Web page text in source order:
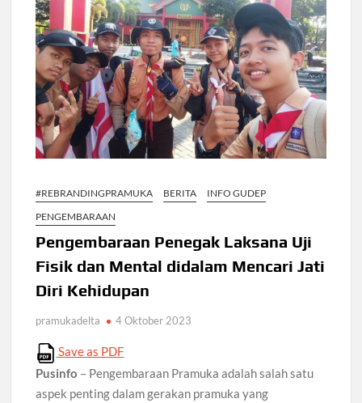
#REBRANDINGPRAMUKA BERITA
INFO GUDEP
PENGEMBARAAN
Pengembaraan Penegak Laksana Uji
Fisik dan Mental didalam Mencari Jati
Diri Kehidupan
pramukadelta 4 Oktober 2023
Save as PDF
Pusinfo – Pengembaraan Pramuka adalah salah satu
aspek penting dalam gerakan pramuka yang